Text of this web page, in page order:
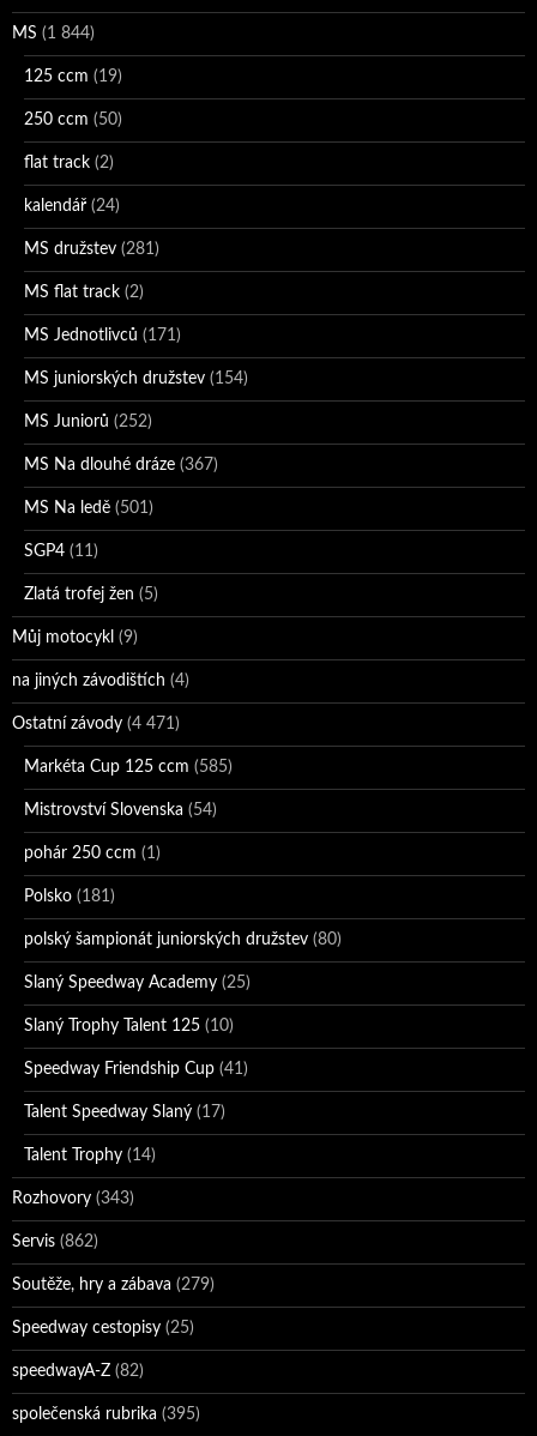
MS (1 844)
125 ccm (19)
250 ccm (50)
flat track (2)
kalendář (24)
MS družstev (281)
MS flat track (2)
MS Jednotlivců (171)
MS juniorských družstev (154)
MS Juniorů (252)
MS Na dlouhé dráze (367)
MS Na ledě (501)
SGP4 (11)
Zlatá trofej žen (5)
Můj motocykl (9)
na jiných závodištích (4)
Ostatní závody (4 471)
Markéta Cup 125 ccm (585)
Mistrovství Slovenska (54)
pohár 250 ccm (1)
Polsko (181)
polský šampionát juniorských družstev (80)
Slaný Speedway Academy (25)
Slaný Trophy Talent 125 (10)
Speedway Friendship Cup (41)
Talent Speedway Slaný (17)
Talent Trophy (14)
Rozhovory (343)
Servis (862)
Soutěže, hry a zábava (279)
Speedway cestopisy (25)
speedwayA-Z (82)
společenská rubrika (395)